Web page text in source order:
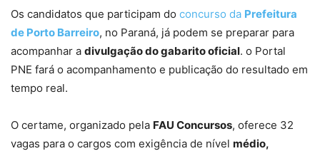
Os candidatos que participam do concurso da Prefeitura
de Porto Barreiro, no Paraná, já podem se preparar para
acompanhar a divulgação do gabarito oficial. o Portal
PNE fará o acompanhamento e publicação do resultado em
tempo real.
O certame, organizado pela FAU Concursos, oferece 32
vagas para o cargos com exigência de nível médio,